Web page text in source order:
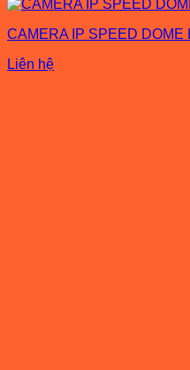
CAMERA IP SPEED DOME
Liên hệ